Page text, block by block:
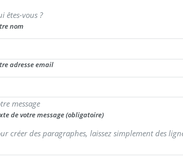
êtes-vous ?
nom
adresse email
message
de votre message (obligatoire)
créer des paragraphes, laissez simplement des